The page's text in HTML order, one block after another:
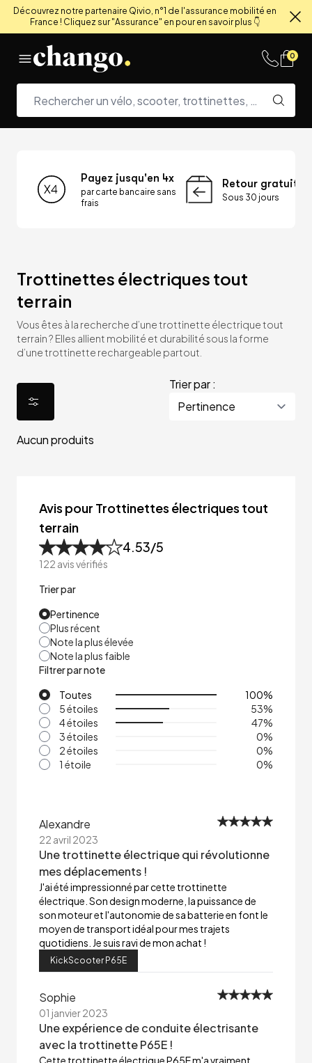
Découvrez notre partenaire Qivio, n°1 de l'assurance mobilité en
France ! Cliquez sur "Assurance" en pour en savoir plus 👇
0
Payez jusqu'en 4x
par carte bancaire sans
frais
Retour gratuit
Sous 30 jours
Trottinettes électriques tout
terrain
Vous êtes à la recherche d’une trottinette électrique tout
terrain ? Elles allient mobilité et durabilité sous la forme
d’une trottinette rechargeable partout.
Trier par :
Aucun produits
Avis pour Trottinettes électriques tout
terrain
4.53/5
122 avis vérifiés
Trier par
Pertinence
Plus récent
Note la plus élevée
Note la plus faible
Filtrer par note
Toutes
100%
5 étoiles
53%
4 étoiles
47%
3 étoiles
0%
2 étoiles
0%
1 étoile
0%
Alexandre
22 avril 2023
Une trottinette électrique qui révolutionne
mes déplacements !
J'ai été impressionné par cette trottinette
électrique. Son design moderne, la puissance de
son moteur et l'autonomie de sa batterie en font le
moyen de transport idéal pour mes trajets
quotidiens. Je suis ravi de mon achat !
KickScooter P65E
Sophie
01 janvier 2023
Une expérience de conduite électrisante
avec la trottinette P65E !
Cette trottinette électrique P65E m'a vraiment